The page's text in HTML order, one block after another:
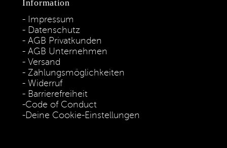
Information
Impressum
Datenschutz
AGB Privatkunden
AGB Unternehmen
Versand
Zahlungsmöglichkeiten
Widerruf
Barrierefreiheit
Code of Conduct
Deine Cookie-Einstellungen